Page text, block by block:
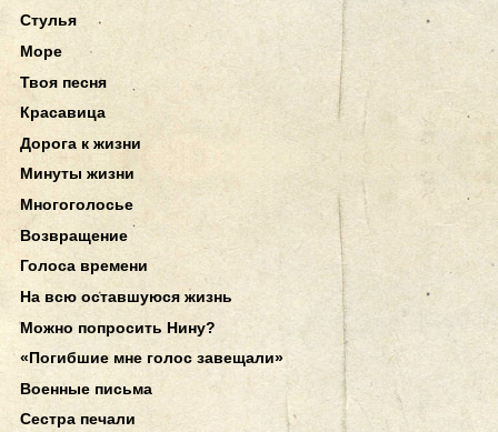
Стулья
Море
Твоя песня
Красавица
Дорога к жизни
Минуты жизни
Многоголосье
Возвращение
Голоса времени
На всю оставшуюся жизнь
Можно попросить Нину?
«Погибшие мне голос завещали»
Военные письма
Сестра печали